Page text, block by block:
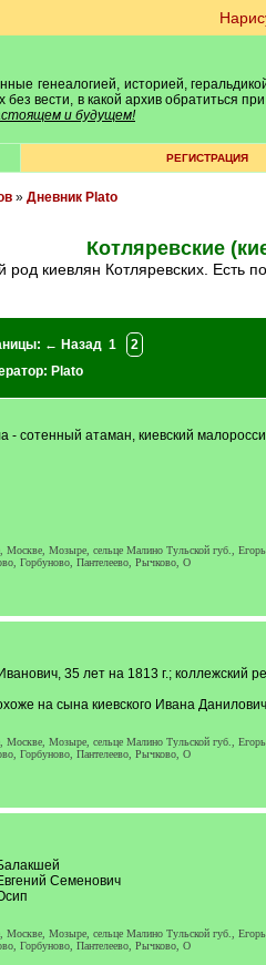
генеалогией, историей,
вести, в какой архив обратиться
и будущем!
РЕГИСТРАЦИЯ
» Дневник Plato
Котляревские
род киевлян Котляревских. Есть
← Назад 1
2
Plato
- сотенный атаман, киевский
Мозыре, сельце Малино Тульской губ.,
Горбуново, Пантелеево, Рычково, О
35 лет на 1813 г.; коллежский
на сына киевского Ивана
Мозыре, сельце Малино Тульской губ.,
Горбуново, Пантелеево, Рычково, О
Семенович
Мозыре, сельце Малино Тульской губ.,
Горбуново, Пантелеево, Рычково, О